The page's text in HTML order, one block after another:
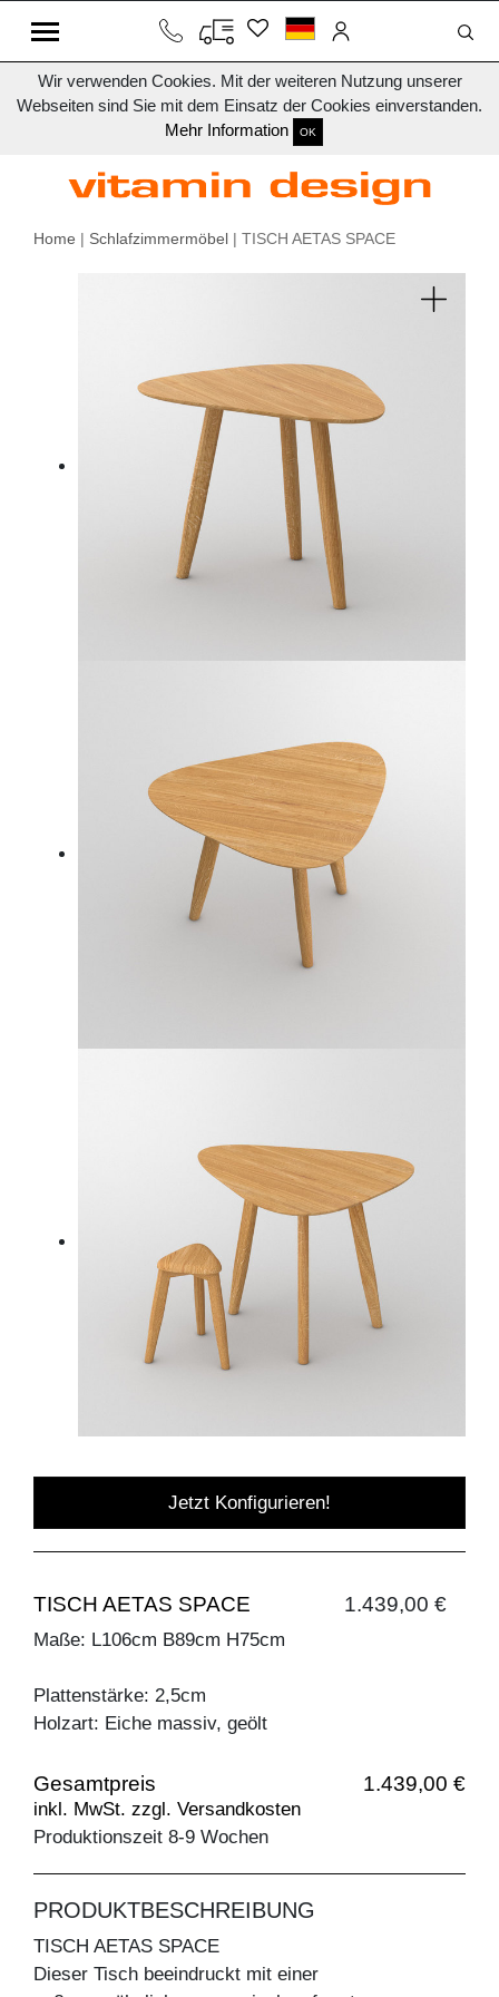
Wir verwenden Cookies. Mit der weiteren Nutzung unserer
Webseiten sind Sie mit dem Einsatz der Cookies einverstanden.
Mehr Information
OK
Home | Schlafzimmermöbel | TISCH AETAS SPACE
Jetzt Konfigurieren!
TISCH AETAS SPACE 1.439,00 €
Maße: L106cm B89cm H75cm
Plattenstärke: 2,5cm
Holzart: Eiche massiv, geölt
Gesamtpreis 1.439,00 €
inkl. MwSt. zzgl. Versandkosten
Produktionszeit 8-9 Wochen
PRODUKTBESCHREIBUNG
TISCH AETAS SPACE
Dieser Tisch beeindruckt mit einer